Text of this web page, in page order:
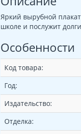
Яркий вырубной
школе и послужит
Особенности
Код товара:
Год:
Издательство:
Отделка: